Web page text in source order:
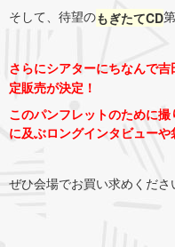
そして、待望のもぎたてCD
さらにシアターにちなんで
定販売が決定！
このパンフレットのために
に及ぶロングインタビューや
ぜひ会場でお買い求めくださ